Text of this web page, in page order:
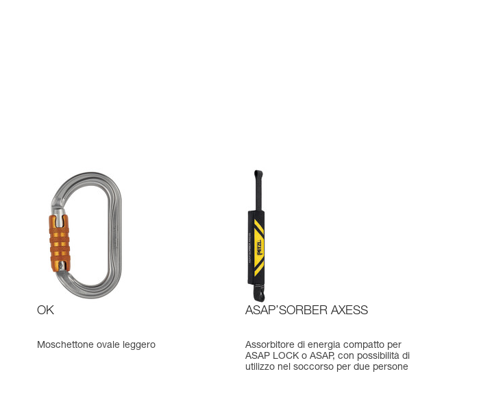
OK
Moschettone ovale leggero
ASAP’SORBER AXESS
Assorbitore di energia compatto per
ASAP LOCK o ASAP, con possibilità di
utilizzo nel soccorso per due persone